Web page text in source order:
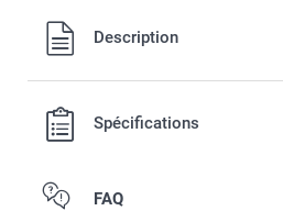
Tous les prix sont en EURO (€),
port.
Description
Spécifications
FAQ